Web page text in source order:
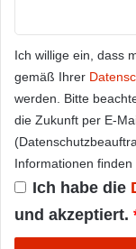
Ich willige ein, dass
gemäß Ihrer
werden. Bitte
die Zukunft per E-
Informationen
Ich habe die
und akzeptiert.